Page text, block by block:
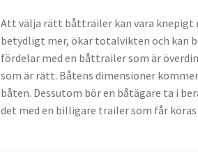
Att välja rätt båttrailer kan vara knepigt
betydligt mer, ökar totalvikten och kan
fördelar med en båttrailer som är
som är rätt. Båtens dimensioner
båten. Dessutom bör en båtägare ta i
det med en billigare trailer som får